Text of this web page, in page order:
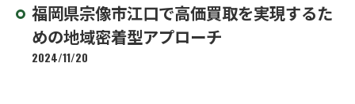
福岡県宗像市江口で高価買取を実現するた
めの地域密着型アプローチ
2024/11/20